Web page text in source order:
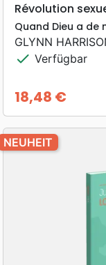
Révolution
Quand Dieu a de
GLYNN
check Verfügbar
Preis
18,48 €
NEUHEIT